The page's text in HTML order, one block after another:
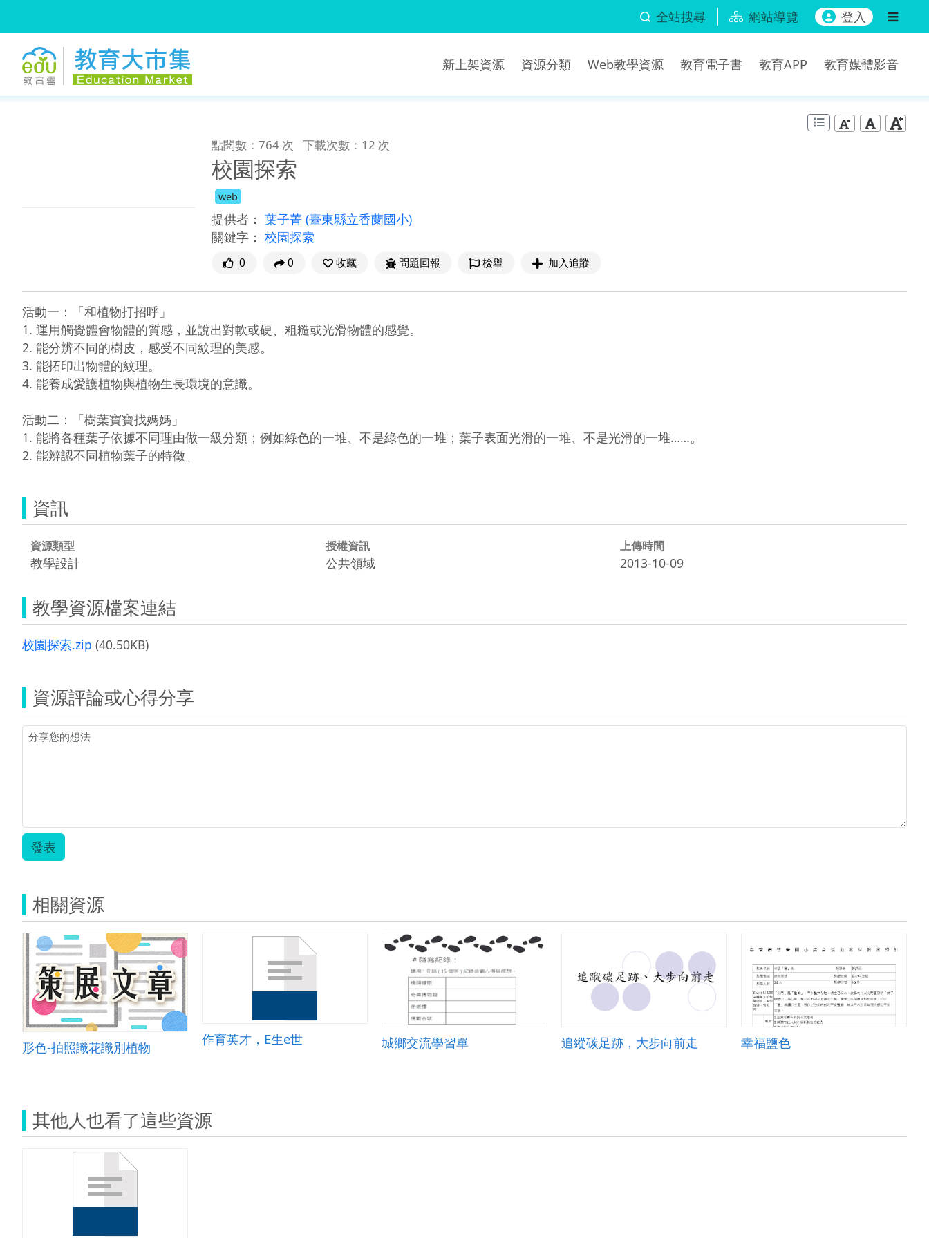
全站搜尋 網站導覽 登入
新上架資源 資源分類 Web教學資源 教育電子書 教育APP 教育媒體影音
點閱數：764 次 下載次數：12 次
校園探索
web
提供者： 葉子菁 (臺東縣立香蘭國小)
關鍵字： 校園探索
0 0 收藏 問題回報 檢舉 加入追蹤
活動一：「和植物打招呼」
1. 運用觸覺體會物體的質感，並說出對軟或硬、粗糙或光滑物體的感覺。
2. 能分辨不同的樹皮，感受不同紋理的美感。
3. 能拓印出物體的紋理。
4. 能養成愛護植物與植物生長環境的意識。
活動二：「樹葉寶寶找媽媽」
1. 能將各種葉子依據不同理由做一級分類；例如綠色的一堆、不是綠色的一堆；葉子表面光滑的一堆、不是光滑的一堆……。
資訊
資源類型
教學設計
授權資訊
公共領域
上傳時間
2013-10-09
教學資源檔案連結
校園探索.zip (40.50KB)
資源評論或心得分享
發表
相關資源
形色-拍照識花識別植物
作育英才，E生e世 城鄉交流學習單 追縱碳足跡，大步向前走 幸福鹽色
其他人也看了這些資源